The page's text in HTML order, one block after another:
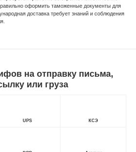
оформить таможенные документы для
доставка требует знаний и соблюдения
на отправку письма,
или груза
UPS КСЭ